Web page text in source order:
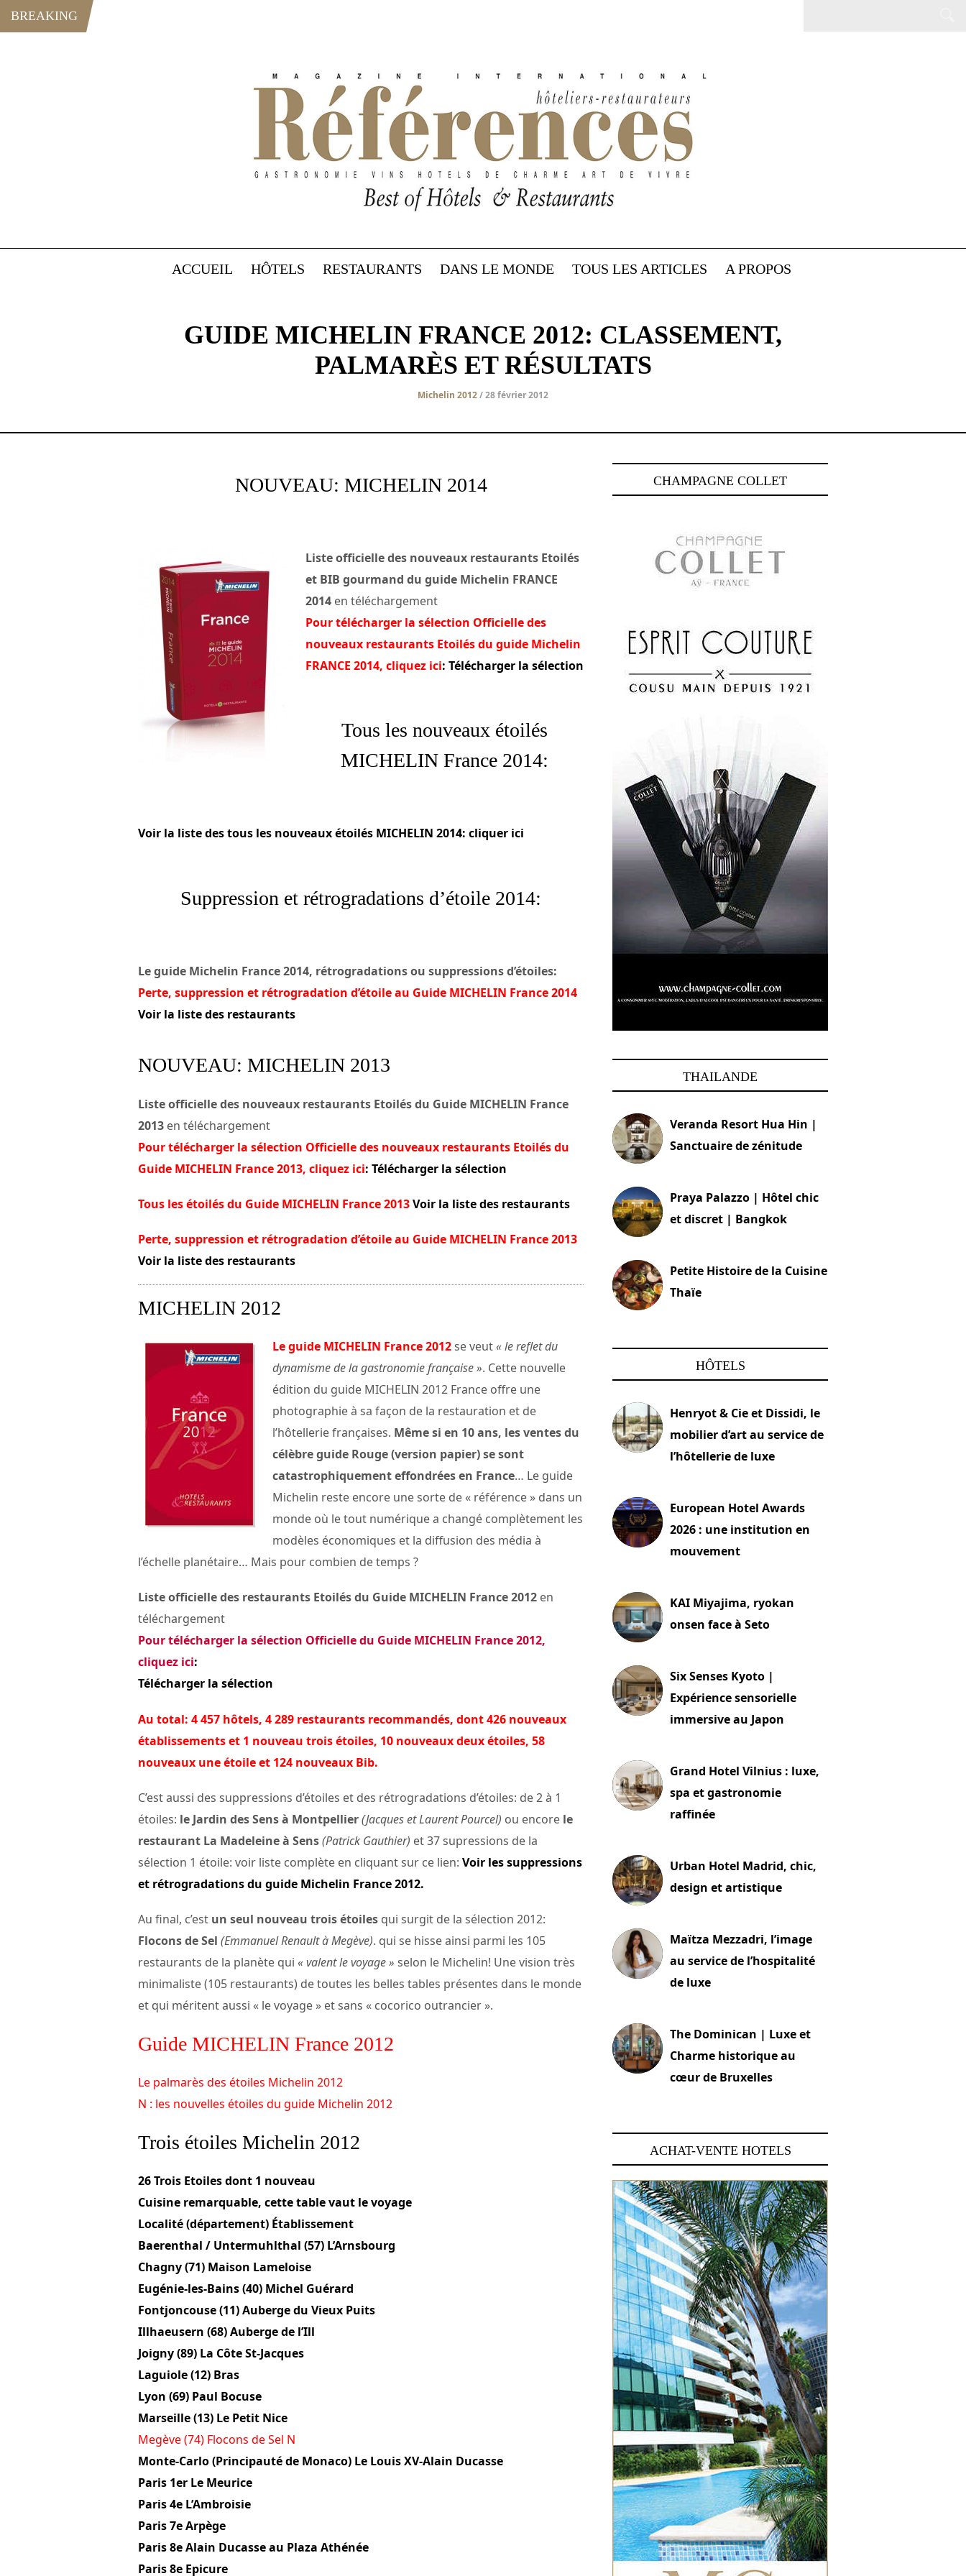
BREAKING
ACCUEIL HÔTELS RESTAURANTS DANS LE MONDE TOUS LES ARTICLES A PROPOS
GUIDE MICHELIN FRANCE 2012: CLASSEMENT,
PALMARÈS ET RÉSULTATS
Michelin 2012/ 28 février 2012
NOUVEAU: MICHELIN 2014
Liste officielle des nouveaux restaurants Etoilés
et BIB gourmand du guide Michelin FRANCE
2014 en téléchargement
Pour télécharger la sélection Officielle des
nouveaux restaurants Etoilés du guide Michelin
FRANCE 2014, cliquez ici: Télécharger la sélection
Tous les nouveaux étoilés
MICHELIN France 2014:
Voir la liste des tous les nouveaux étoilés MICHELIN 2014: cliquer ici
Suppression et rétrogradations d’étoile 2014:
Le guide Michelin France 2014, rétrogradations ou suppressions d’étoiles:
Perte, suppression et rétrogradation d’étoile au Guide MICHELIN France 2014
Voir la liste des restaurants
NOUVEAU: MICHELIN 2013
Liste officielle des nouveaux restaurants Etoilés du Guide MICHELIN France
2013 en téléchargement
Pour télécharger la sélection Officielle des nouveaux restaurants Etoilés du
Guide MICHELIN France 2013, cliquez ici: Télécharger la sélection
Tous les étoilés du Guide MICHELIN France 2013Voir la liste des restaurants
Perte, suppression et rétrogradation d’étoile au Guide MICHELIN France 2013
Voir la liste des restaurants
MICHELIN 2012
Le guide MICHELIN France 2012se veut« le reflet du
dynamisme de la gastronomie française ». Cette nouvelle
édition du guide MICHELIN 2012 France offre une
photographie à sa façon de la restauration et de
l’hôtellerie françaises. Même si en 10 ans, les ventes du
célèbre guide Rouge (version papier) se sont
catastrophiquement effondrées en France… Le guide
Michelin reste encore une sorte de « référence » dans un
monde où le tout numérique a changé complètement les
modèles économiques et la diffusion des média à
l’échelle planétaire… Mais pour combien de temps ?
Liste officielle des restaurants Etoilés du Guide MICHELIN France 2012 en
téléchargement
Pour télécharger la sélection Officielle du Guide MICHELIN France 2012,
cliquez ici:
Télécharger la sélection
Au total: 4 457 hôtels, 4 289 restaurants recommandés, dont 426 nouveaux
établissements et 1 nouveau trois étoiles, 10 nouveaux deux étoiles, 58
nouveaux une étoile et 124 nouveaux Bib.
C’est aussi des suppressions d’étoiles et des rétrogradations d’étoiles: de 2 à 1
étoiles: le Jardin des Sens à Montpellier(Jacques et Laurent Pourcel) ou encore le
restaurant La Madeleine à Sens(Patrick Gauthier) et 37 supressions de la
sélection 1 étoile: voir liste complète en cliquant sur ce lien: Voir les suppressions
et rétrogradations du guide Michelin France 2012.
Au final, c’est un seul nouveau trois étoiles qui surgit de la sélection 2012:
Flocons de Sel (Emmanuel Renault à Megève). qui se hisse ainsi parmi les 105
restaurants de la planète qui « valent le voyage » selon le Michelin! Une vision très
minimaliste (105 restaurants) de toutes les belles tables présentes dans le monde
et qui méritent aussi « le voyage » et sans « cocorico outrancier ».
Guide MICHELIN France 2012
Le palmarès des étoiles Michelin 2012
N : les nouvelles étoiles du guide Michelin 2012
Trois étoiles Michelin 2012
26 Trois Etoiles dont 1 nouveau
Cuisine remarquable, cette table vaut le voyage
Localité (département) Établissement
Baerenthal / Untermuhlthal (57) L’Arnsbourg
Chagny (71) Maison Lameloise
Eugénie-les-Bains (40) Michel Guérard
Fontjoncouse (11) Auberge du Vieux Puits
Illhaeusern (68) Auberge de l’Ill
Joigny (89) La Côte St-Jacques
Laguiole (12) Bras
Lyon (69) Paul Bocuse
Marseille (13) Le Petit Nice
Megève (74) Flocons de Sel N
Monte-Carlo (Principauté de Monaco) Le Louis XV-Alain Ducasse
Paris 1er Le Meurice
Paris 4e L’Ambroisie
Paris 7e Arpège
Paris 8e Alain Ducasse au Plaza Athénée
Paris 8e Epicure
CHAMPAGNE COLLET
THAILANDE
Veranda Resort Hua Hin |
Sanctuaire de zénitude
Praya Palazzo | Hôtel chic
et discret | Bangkok
Petite Histoire de la Cuisine
Thaïe
HÔTELS
Henryot & Cie et Dissidi, le
mobilier d’art au service de
l’hôtellerie de luxe
European Hotel Awards
2026 : une institution en
mouvement
KAI Miyajima, ryokan
onsen face à Seto
Six Senses Kyoto |
Expérience sensorielle
immersive au Japon
Grand Hotel Vilnius : luxe,
spa et gastronomie
raffinée
Urban Hotel Madrid, chic,
design et artistique
Maïtza Mezzadri, l’image
au service de l’hospitalité
de luxe
The Dominican | Luxe et
Charme historique au
cœur de Bruxelles
ACHAT-VENTE HOTELS